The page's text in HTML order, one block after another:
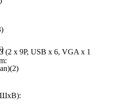
(2)
(2 x 9P, USB x 6, VGA x 1